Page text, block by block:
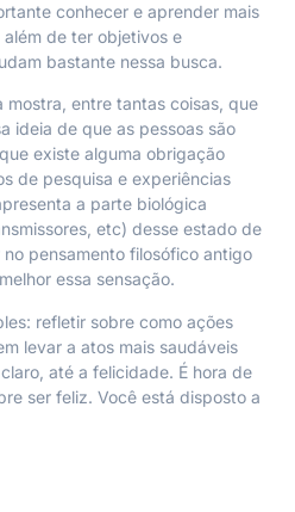
conhecer e aprender mais
de ter objetivos e
bastante nessa busca.
mostra, entre tantas coisas, que
ideia de que as pessoas são
existe alguma obrigação
de pesquisa e experiências
a parte biológica
etc) desse estado de
pensamento filosófico antigo
essa sensação.
refletir sobre como ações
levar a atos mais saudáveis
até a felicidade. É hora de
ser feliz. Você está disposto a